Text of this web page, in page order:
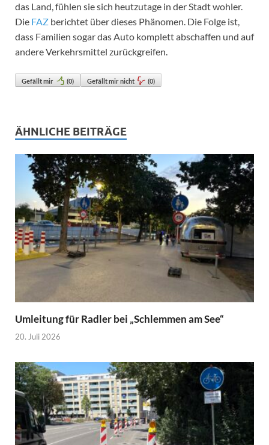
das Land, fühlen sie sich heutzutage in der Stadt wohler.
Die FAZ berichtet über dieses Phänomen. Die Folge ist,
dass Familien sogar das Auto komplett abschaffen und auf
andere Verkehrsmittel zurückgreifen.
Gefällt mir (0) Gefällt mir nicht (0)
ÄHNLICHE BEITRÄGE
Umleitung für Radler bei „Schlemmen am See“
20. Juli 2026